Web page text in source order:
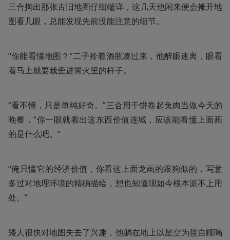
三合掏出那张古旧地图仔细端详，这几天他闲来便会摊开地
图看几眼，总能发现先前没能注意的细节。
“你能看懂地图？”二子拎着酒瓶凑过来，他醉眼迷离，眼看
着马上就要栽歪进篝火里的样子。
“看不懂，只是单纯好奇。”三合用干饼卷起兔肉当做今天的
晚餐，“你一眼就看出这东西价值连城，应该能看懂上面画
的是什么吧。”
“俺只懂它的经济价值，你看这上面龙画的跟狗似的，写意
多过对地理环境的精确描绘，想也知道现如今根本派不上用
处。”
矮人很快对地图失去了兴趣，他躺在地上以星空为毯自顾喝